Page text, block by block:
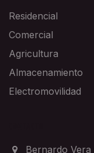
Residencial
Comercial
Agricultura
Almacenamiento
Electromovilidad
Bernardo